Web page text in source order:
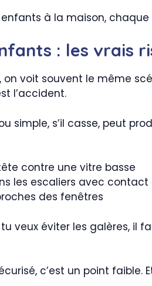
à la maison,
: les vrais
on voit souvent le même
l’accident.
simple, s’il casse, peut
contre une vitre basse
les escaliers avec
des fenêtres
veux éviter les galères, il
c’est un point faible.